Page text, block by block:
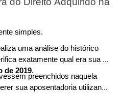
simples.
uma análise do histórico
exatamente qual era sua
de 2019.
preenchidos naquela
sua aposentadoria utilizando